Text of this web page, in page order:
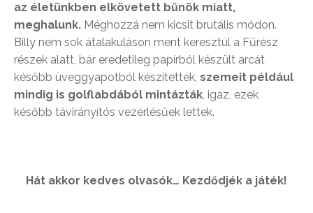
az életünkben elkövetett bűnök miatt,
meghalunk. Méghozzá nem kicsit brutális módon.
Billy nem sok átalakuláson ment keresztül a Fűrész
részek alatt, bár eredetileg papírból készült arcát
később üveggyapotból készítették, szemeit például
mindig is golflabdából mintázták, igaz, ezek
később távirányítós vezérlésűek lettek.
Hát akkor kedves olvasók… Kezdődjék a játék!